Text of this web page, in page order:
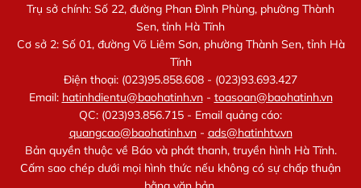
Trụ sở chính: Số 22, đường Phan Đình Phùng, phường Thành
Sen, tỉnh Hà Tĩnh
Cơ sở 2: Số 01, đường Võ Liêm Sơn, phường Thành Sen, tỉnh Hà
Tĩnh
Điện thoại: (023)95.858.608 - (023)93.693.427
Email: hatinhdientu@baohatinh.vn- toasoan@baohatinh.vn
QC: (023)93.856.715 - Email quảng cáo:
quangcao@baohatinh.vn- ads@hatinhtv.vn
Bản quyền thuộc về Báo và phát thanh, truyền hình Hà Tĩnh.
Cấm sao chép dưới mọi hình thức nếu không có sự chấp thuận